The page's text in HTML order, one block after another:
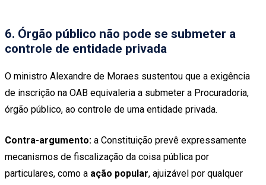
6. Órgão público não pode se submeter a
controle de entidade privada
O ministro Alexandre de Moraes sustentou que a exigência
de inscrição na OAB equivaleria a submeter a Procuradoria,
órgão público, ao controle de uma entidade privada.
Contra-argumento: a Constituição prevê expressamente
mecanismos de fiscalização da coisa pública por
particulares, como a ação popular, ajuizável por qualquer